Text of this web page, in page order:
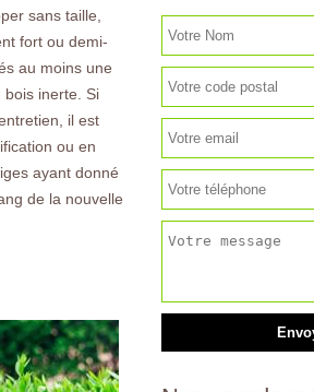
sans taille,
fort ou demi-
au moins une
bois inerte. Si
il est
ou en
ayant donné
de la nouvelle